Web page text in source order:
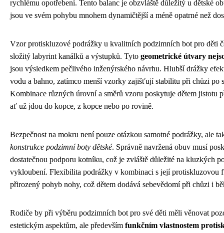
rychlému opotřebení. Tento balanc je obzvláště důležitý u dětské
jsou ve svém pohybu mnohem dynamičtější a méně opatrné než
Vzor protiskluzové podrážky u kvalitních podzimních bot pro děti
složitý labyrint kanálků a výstupků. Tyto geometrické útvary
jsou výsledkem pečlivého inženýrského návrhu. Hlubší drážky
vodu a bahno, zatímco menší vzorky zajišťují stabilitu při chůzi po
Kombinace různých úrovní a směrů vzoru poskytuje dětem jistotu
ať už jdou do kopce, z kopce nebo po rovině.
Bezpečnost na mokru není pouze otázkou samotné podrážky, ale
konstrukce podzimní boty dětské. Správně navržená obuv musí
dostatečnou podporu kotníku, což je zvláště důležité na kluzkých
vykloubení. Flexibilita podrážky v kombinaci s její protiskluzovou
přirozený pohyb nohy, což dětem dodává sebevědomí při chůzi i
Rodiče by při výběru podzimních bot pro své děti měli věnovat
estetickým aspektům, ale především funkčním vlastnostem